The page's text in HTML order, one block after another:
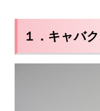
１．キャバ